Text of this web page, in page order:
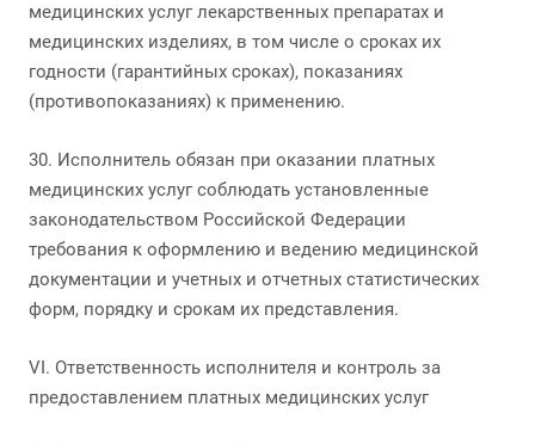
медицинских услуг лекарственных препаратах и
медицинских изделиях, в том числе о сроках их
годности (гарантийных сроках), показаниях
(противопоказаниях) к применению.
30. Исполнитель обязан при оказании платных
медицинских услуг соблюдать установленные
законодательством Российской Федерации
требования к оформлению и ведению медицинской
документации и учетных и отчетных статистических
форм, порядку и срокам их представления.
VI. Ответственность исполнителя и контроль за
предоставлением платных медицинских услуг